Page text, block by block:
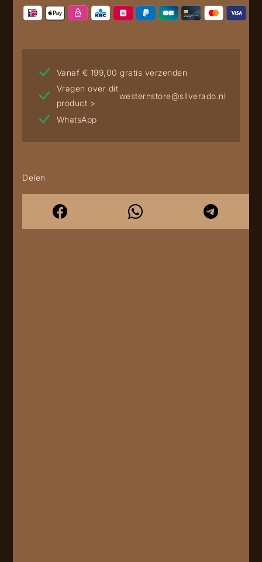
Vanaf € 199,00 gratis verzenden
Vragen over dit
product >
westernstore@silverado.nl
WhatsApp
Delen